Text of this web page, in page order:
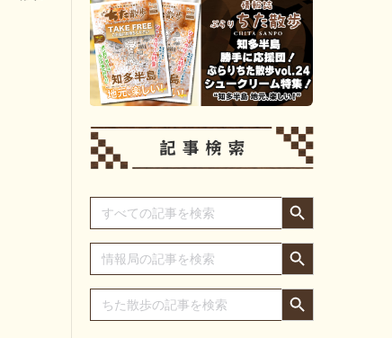
Search
for:
Search Button
Search
for:
Search Button
Search
for:
Search Button